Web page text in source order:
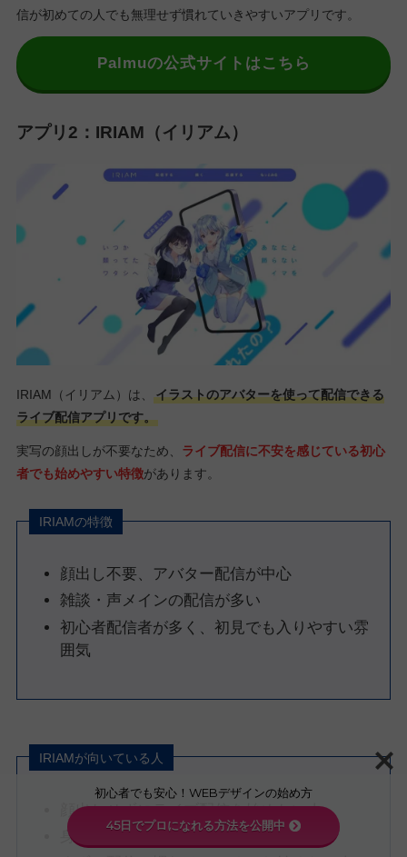
信が初めての人でも無理せず慣れていきやすいアプリです。
Palmuの公式サイトはこちら
アプリ2：IRIAM（イリアム）
IRIAM（イリアム）は、
イラストのアバターを使って配信できる
ライブ配信アプリです。
実写の顔出しが不要なため、 ライブ配信に不安を感じている初心
者でも始めやすい特徴があります。
IRIAMの特徴
顔出し不要、アバター配信が中心
雑談・声メインの配信が多い
初心者配信者が多く、初見でも入りやすい雰
囲気
IRIAMが向いている人
顔出しせずにライブ配信を始めたい人
身バレが不安な人
初心者でも安心！WEBデザインの始め方
45日でプロになれる方法を公開中